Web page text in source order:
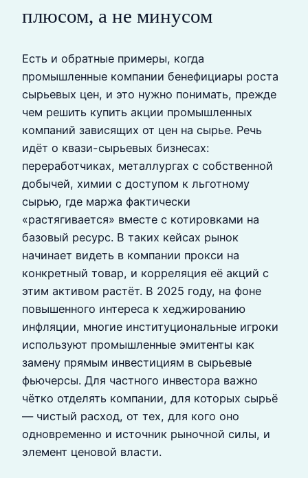
плюсом, а не минусом
Есть и обратные примеры, когда
промышленные компании бенефициары роста
сырьевых цен, и это нужно понимать, прежде
чем решить купить акции промышленных
компаний зависящих от цен на сырье. Речь
идёт о квази-сырьевых бизнесах:
переработчиках, металлургах с собственной
добычей, химии с доступом к льготному
сырью, где маржа фактически
«растягивается» вместе с котировками на
базовый ресурс. В таких кейсах рынок
начинает видеть в компании прокси на
конкретный товар, и корреляция её акций с
этим активом растёт. В 2025 году, на фоне
повышенного интереса к хеджированию
инфляции, многие институциональные игроки
используют промышленные эмитенты как
замену прямым инвестициям в сырьевые
фьючерсы. Для частного инвестора важно
чётко отделять компании, для которых сырьё
— чистый расход, от тех, для кого оно
одновременно и источник рыночной силы, и
элемент ценовой власти.